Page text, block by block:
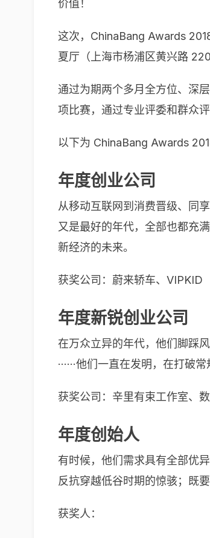
价值！
这次，ChinaBang Awards
夏厅（上海市杨浦区黄兴路
通过为期两个多月全方位、深
项比赛，通过专业评委和群众
以下为 ChinaBang Awards
年度创业公司
从移动互联网到消费晋级、同
又是最好的年代，全部也都充
新经济的未来。
获奖公司：蔚来轿车、VIPKID
年度新锐创业公司
在万众立异的年代，他们脚踩
······他们一直在发明，在打破
获奖公司：辛里有束工作室、
年度创始人
有时候，他们需求具有全部优
反抗穿越低谷时期的惊骇；既
获奖人：